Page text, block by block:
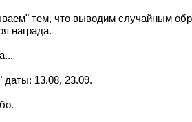
тем, что выводим случайным
награда.
даты: 13.08, 23.09.